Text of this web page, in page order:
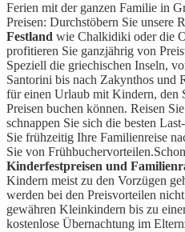
Ferien mit der ganzen Familie in
Preisen: Durchstöbern Sie unsere
Festland wie Chalkidiki oder die
profitieren Sie ganzjährig von
Speziell die griechischen Inseln,
Santorini bis nach Zakynthos und
für einen Urlaub mit Kindern, den
Preisen buchen können. Reisen
schnappen Sie sich die besten
Sie frühzeitig Ihre Familienreise
Sie von
Kinderfestpreisen und
Kindern meist zu den Vorzügen
werden bei den Preisvorteilen
gewähren Kleinkindern bis zu
kostenlose Übernachtung im